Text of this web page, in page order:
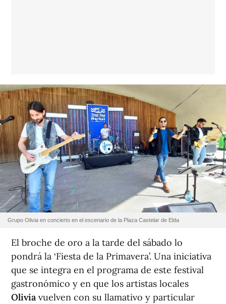
Grupo Olivia en concierto en el escenario de la Plaza Castelar de Elda
El broche de oro a la tarde del sábado lo
pondrá la ‘Fiesta de la Primavera’. Una iniciativa
que se integra en el programa de este festival
gastronómico y en que los artistas locales
Olivia vuelven con su llamativo y particular